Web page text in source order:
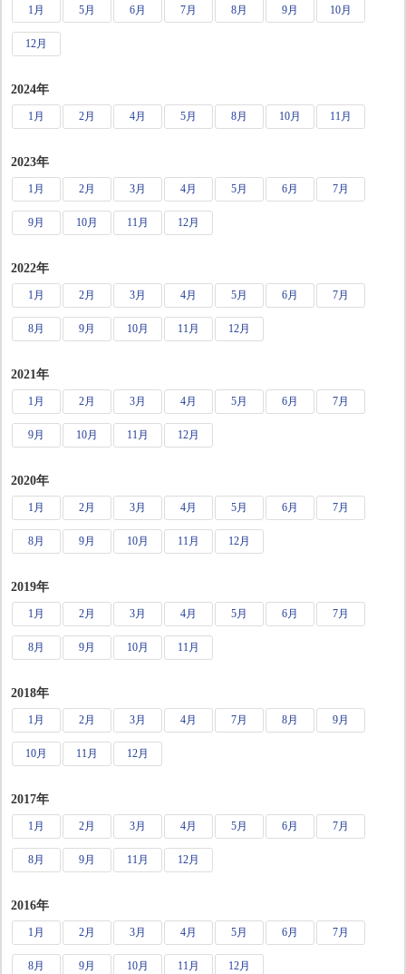
1月 5月 6月 7月 8月 9月 10月
12月
2024年
1月 2月 4月 5月 8月 10月 11月
2023年
1月 2月 3月 4月 5月 6月 7月
9月 10月 11月 12月
2022年
1月 2月 3月 4月 5月 6月 7月
8月 9月 10月 11月 12月
2021年
1月 2月 3月 4月 5月 6月 7月
9月 10月 11月 12月
2020年
1月 2月 3月 4月 5月 6月 7月
8月 9月 10月 11月 12月
2019年
1月 2月 3月 4月 5月 6月 7月
8月 9月 10月 11月
2018年
1月 2月 3月 4月 7月 8月 9月
10月 11月 12月
2017年
1月 2月 3月 4月 5月 6月 7月
8月 9月 11月 12月
2016年
1月 2月 3月 4月 5月 6月 7月
8月 9月 10月 11月 12月